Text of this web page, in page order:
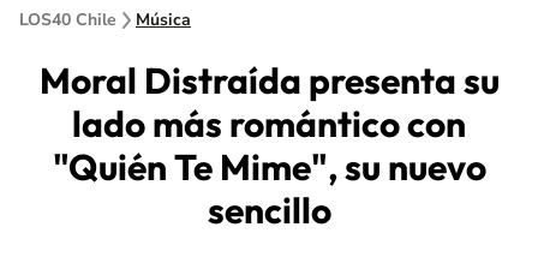
LOS40 Chile Música
Moral Distraída presenta su
lado más romántico con
"Quién Te Mime", su nuevo
sencillo